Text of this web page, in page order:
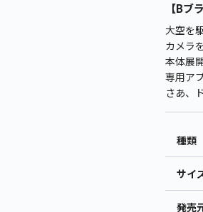
【B
大空を
カメラ
本体展
専用ア
さあ、
種類
サイ
発売